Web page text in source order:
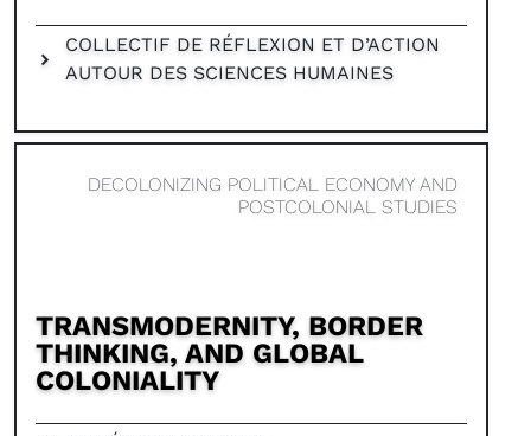
COLLECTIF DE RÉFLEXION ET D’ACTION
AUTOUR DES SCIENCES HUMAINES
DECOLONIZING POLITICAL ECONOMY AND
POSTCOLONIAL STUDIES
TRANSMODERNITY, BORDER
THINKING, AND GLOBAL
COLONIALITY